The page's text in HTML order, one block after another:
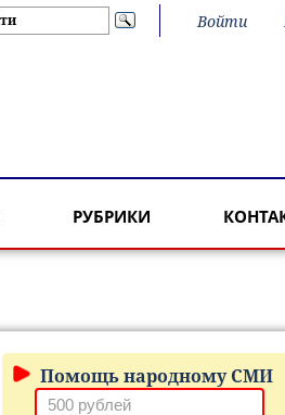
Войти
РУБРИКИ
Помощь народному СМИ